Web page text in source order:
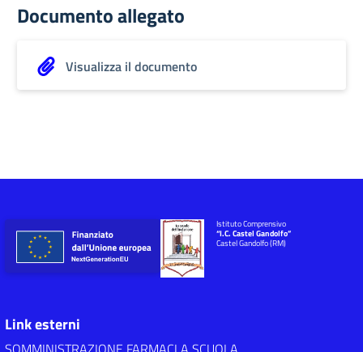
Documento allegato
Visualizza il documento
Istituto Comprensivo
“I.C. Castel Gandolfo”
Castel Gandolfo (RM)
Link esterni